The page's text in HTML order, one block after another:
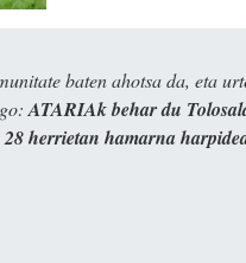
baten ahotsa da, eta
ATARIAk behar du
28 herrietan hamarna